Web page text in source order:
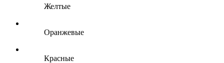
Желтые
Оранжевые
Красные